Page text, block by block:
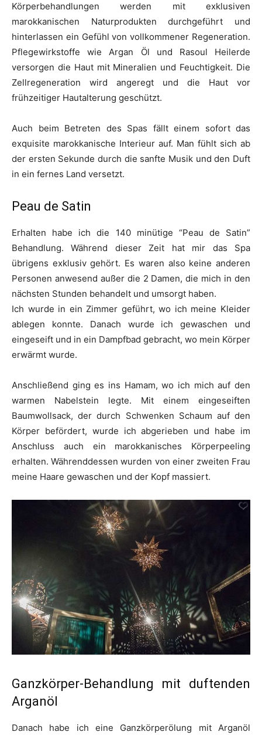
Körperbehandlungen werden mit exklusiven
marokkanischen Naturprodukten durchgeführt und
hinterlassen ein Gefühl von vollkommener Regeneration.
Pflegewirkstoffe wie Argan Öl und Rasoul Heilerde
versorgen die Haut mit Mineralien und Feuchtigkeit. Die
Zellregeneration wird angeregt und die Haut vor
frühzeitiger Hautalterung geschützt.
Auch beim Betreten des Spas fällt einem sofort das
exquisite marokkanische Interieur auf. Man fühlt sich ab
der ersten Sekunde durch die sanfte Musik und den Duft
in ein fernes Land versetzt.
Peau de Satin
Erhalten habe ich die 140 minütige “Peau de Satin”
Behandlung. Während dieser Zeit hat mir das Spa
übrigens exklusiv gehört. Es waren also keine anderen
Personen anwesend außer die 2 Damen, die mich in den
nächsten Stunden behandelt und umsorgt haben.
Ich wurde in ein Zimmer geführt, wo ich meine Kleider
ablegen konnte. Danach wurde ich gewaschen und
eingeseift und in ein Dampfbad gebracht, wo mein Körper
erwärmt wurde.
Anschließend ging es ins Hamam, wo ich mich auf den
warmen Nabelstein legte. Mit einem eingeseiften
Baumwollsack, der durch Schwenken Schaum auf den
Körper befördert, wurde ich abgerieben und habe im
Anschluss auch ein marokkanisches Körperpeeling
erhalten. Währenddessen wurden von einer zweiten Frau
meine Haare gewaschen und der Kopf massiert.
Ganzkörper-Behandlung mit duftenden
Arganöl
Danach habe ich eine Ganzkörperölung mit Arganöl